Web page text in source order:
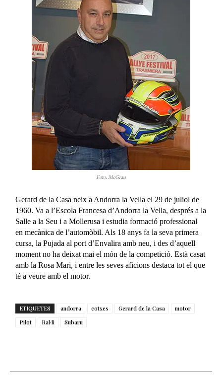
Foto: McGrau
Gerard de la Casa neix a Andorra la Vella el 29 de juliol de
1960. Va a l’Escola Francesa d’Andorra la Vella, després a la
Salle a la Seu i a Mollerusa i estudia formació professional
en mecànica de l’automòbil. Als 18 anys fa la seva primera
cursa, la Pujada al port d’Envalira amb neu, i des d’aquell
moment no ha deixat mai el món de la competició. Està casat
amb la Rosa Mari, i entre les seves aficions destaca tot el que
té a veure amb el motor.
ETIQUETES andorra cotxes Gerard de la Casa
motor
Pilot
Ral·li Subaru